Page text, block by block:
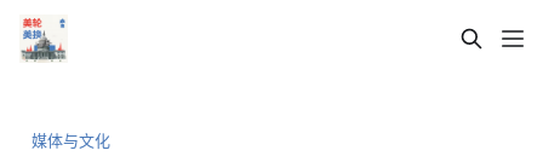
媒体与文化